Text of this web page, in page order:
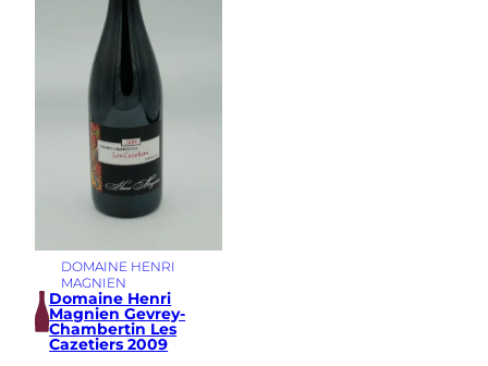
DOMAINE HENRI
MAGNIEN
Domaine Henri
Magnien Gevrey-
Chambertin Les
Cazetiers 2009